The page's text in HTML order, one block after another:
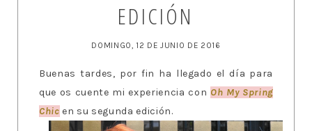
EDICIÓN
DOMINGO, 12 DE JUNIO DE 2016
Buenas tardes, por fin ha llegado el día para
que os cuente mi experiencia con Oh My Spring
Chic en su segunda edición.